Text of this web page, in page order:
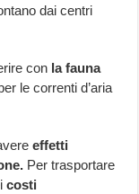
dai centri
con la fauna
le correnti d’aria
effetti
Per trasportare
costi